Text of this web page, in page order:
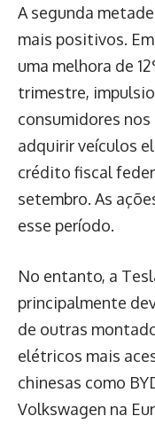
A segunda
mais positivos.
uma melhora de
trimestre,
consumidores
adquirir veículos
crédito fiscal
setembro. As
esse período.
No entanto, a
principalmente
de outras
elétricos mais
chinesas como
Volkswagen na